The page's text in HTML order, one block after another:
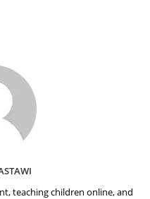
teaching children online, and